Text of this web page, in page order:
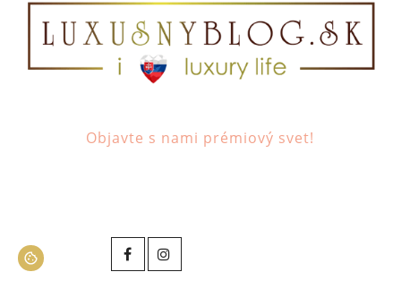
Objavte s nami prémiový svet!